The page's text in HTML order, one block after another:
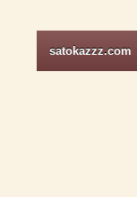
satokazzz.com